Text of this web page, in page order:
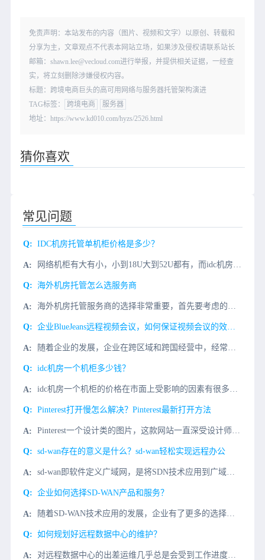
免责声明：本站发布的内容（图片、视频和文字）以原创、转载和
分享为主，文章观点不代表本网站立场，如果涉及侵权请联系站长
邮箱：shawn.lee@vecloud.com进行举报，并提供相关证据，一经查
实，将立刻删除涉嫌侵权内容。
标题：跨境电商巨头的高可用网络与服务器托管架构演进
TAG标签：
跨境电商
服务器
地址：https://www.kd010.com/hyzs/2526.html
猜你喜欢
常见问题
IDC机房托管单机柜价格是多少？
海外机房托管怎么选服务商
企业BlueJeans远程视频会议，如何保证视频会议的效果和话音的品质?
idc机房一个机柜多少钱？
Pinterest打开慢怎么解决？Pinterest最新打开方法
sd-wan存在的意义是什么？sd-wan轻松实现远程办公
sd-wan即软件定义广域网，是将SDN技术应用到广域网场景中所形成的一种服务，这种服务用于连接广阔地理范围的企业网络、数据中心、互联网应用及云服务。通过sd-wan不仅可以简化网络管理、部署，还能使
企业如何选择SD-WAN产品和服务？
随着SD-WAN技术应用的发展，企业有了更多的选择，但考虑到安全性、稳定性和网络成本，如何选择最合适的SD-WAN产品和服务？微云小编为您解惑。先来看看国内SDWAN市场的一些情况。国内SDWAN 鱼
​如何规划好远程数据中心的维护？
对远程数据中心的出差运维几乎总是会受到工作进度的限制，因此其成败往往决定于你是否有良好的组织、计划，聘请的管理人员是否有这方面的经验，这篇文章中有一些技巧有助于确保你的下一个远程数据中心的维护是否成功